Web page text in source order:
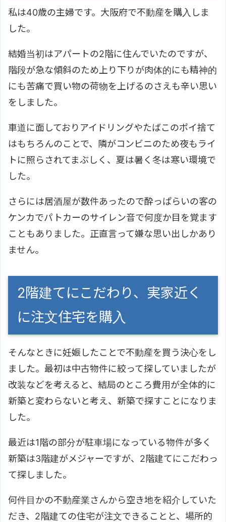
私は40歳の主婦です。大阪府で不動産を購入しま
した。
結婚当初はアパートの2階に住んでいたのですが、
階段が急な傾斜のため上り下りが肉体的にも精神的
にも苦痛で買い物の荷物を上げるのさえも辛い思い
をしました。
車道に面しておりアイドリングやたばこのポイ捨て
はもちろんのことで、隣がコンビニのため夜もライ
トに照らされてまぶしく、夏は暑く冬は寒い環境で
した。
さらには居酒屋が数件あったので酔っぱらいの客の
ケンカでパトカーのサイレン音で何度か目を覚ます
こともありました。正直言って嫌な思い出しかあり
ません。
2階建てにこだわり、実家近く
に注文住宅を購入
そんなときに妊娠したことで不動産を買う決心をし
ました。最初は中古物件に絞って探していましたが
改装などを考えると、結局のところ費用が全体的に
新築と変わらないと考え、新築で探すことになりま
した。
最近は1階の部分が駐車場になっている物件が多く
新築は3階建がメジャーですが、2階建てにこだわっ
て探しました。
何件目かの不動産業さんから空き地を紹介していた
だき、2階建ての住宅が注文できることと、場所的